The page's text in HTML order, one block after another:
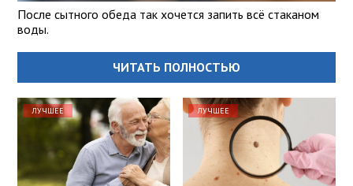
После сытного обеда так хочется запить всё стаканом
воды.
ЧИТАТЬ ПОЛНОСТЬЮ
ЛУЧШЕЕ ЛУЧШЕЕ